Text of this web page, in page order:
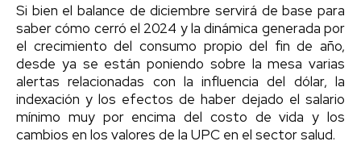
Si bien el balance de diciembre servirá de base para
saber cómo cerró el 2024 y la dinámica generada por
el crecimiento del consumo propio del fin de año,
desde ya se están poniendo sobre la mesa varias
alertas relacionadas con la influencia del dólar, la
indexación y los efectos de haber dejado el salario
mínimo muy por encima del costo de vida y los
cambios en los valores de la UPC en el sector salud.